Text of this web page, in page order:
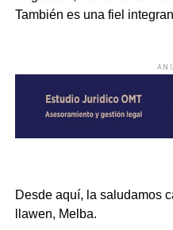
También es una fiel
Desde aquí, la saludamos
llawen, Melba.